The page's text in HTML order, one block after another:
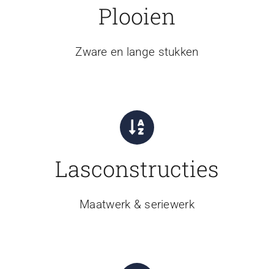
Plooien
Zware en lange stukken
Lasconstructies
Maatwerk & seriewerk